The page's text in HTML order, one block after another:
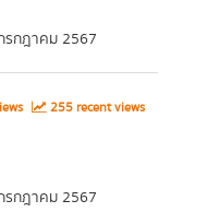
รกฎาคม 2567
255 recent views
รกฎาคม 2567